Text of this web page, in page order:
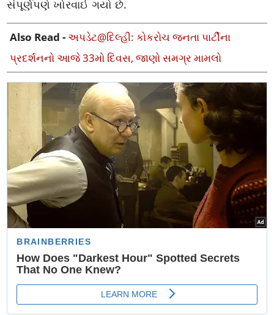
સંપૂર્ણપણે ખોરવાઈ ગયો છે.
Also Read -અપડેટ@દિલ્હી: કોકરોચ જનતા પાર્ટીના
પ્રદર્શનનો આજે 33મો દિવસ, જાણો સમગ્ર મામલો